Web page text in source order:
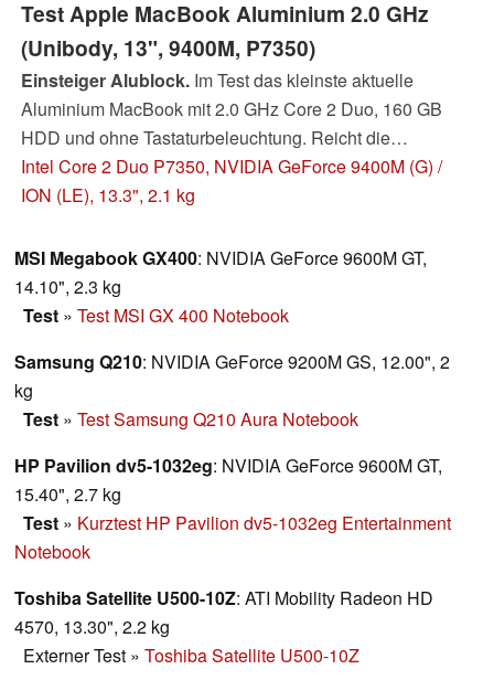
Test Apple MacBook Aluminium 2.0 GHz
(Unibody, 13", 9400M, P7350)
Einsteiger Alublock.Im Test das kleinste aktuelle
Aluminium MacBook mit 2.0 GHz Core 2 Duo, 160 GB
HDD und ohne Tastaturbeleuchtung. Reicht die
günstigere Ausstattung oder sollte man für die 2.4 GHz
Version doch deutlich tiefer in die Tasche greifen?
Intel Core 2 Duo P7350, NVIDIA GeForce 9400M (G) /
ION (LE), 13.3", 2.1 kg
MSI Megabook GX400: NVIDIA GeForce 9600M GT,
14.10", 2.3 kg
Test » Test MSI GX 400 Notebook
Samsung Q210: NVIDIA GeForce 9200M GS, 12.00", 2
kg
Test » Test Samsung Q210 Aura Notebook
HP Pavilion dv5-1032eg: NVIDIA GeForce 9600M GT,
15.40", 2.7 kg
Test » Kurztest HP Pavilion dv5-1032eg Entertainment
Notebook
Toshiba Satellite U500-10Z: ATI Mobility Radeon HD
4570, 13.30", 2.2 kg
Externer Test » Toshiba Satellite U500-10Z